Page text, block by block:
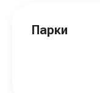
Парки